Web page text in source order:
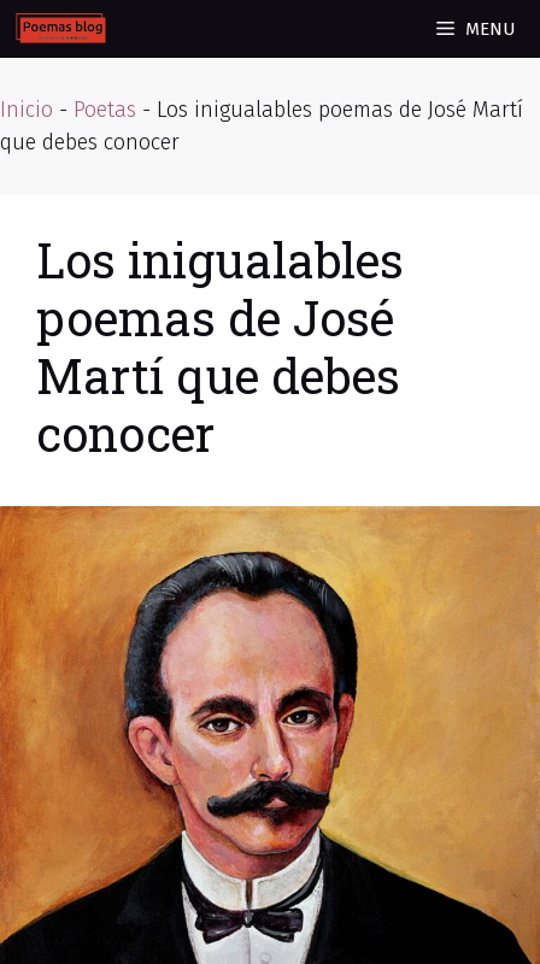
Skip
to
MENU
Inicio - Poetas - Los inigualables poemas de José Martí
que debes conocer
Los inigualables
poemas de José
Martí que debes
conocer